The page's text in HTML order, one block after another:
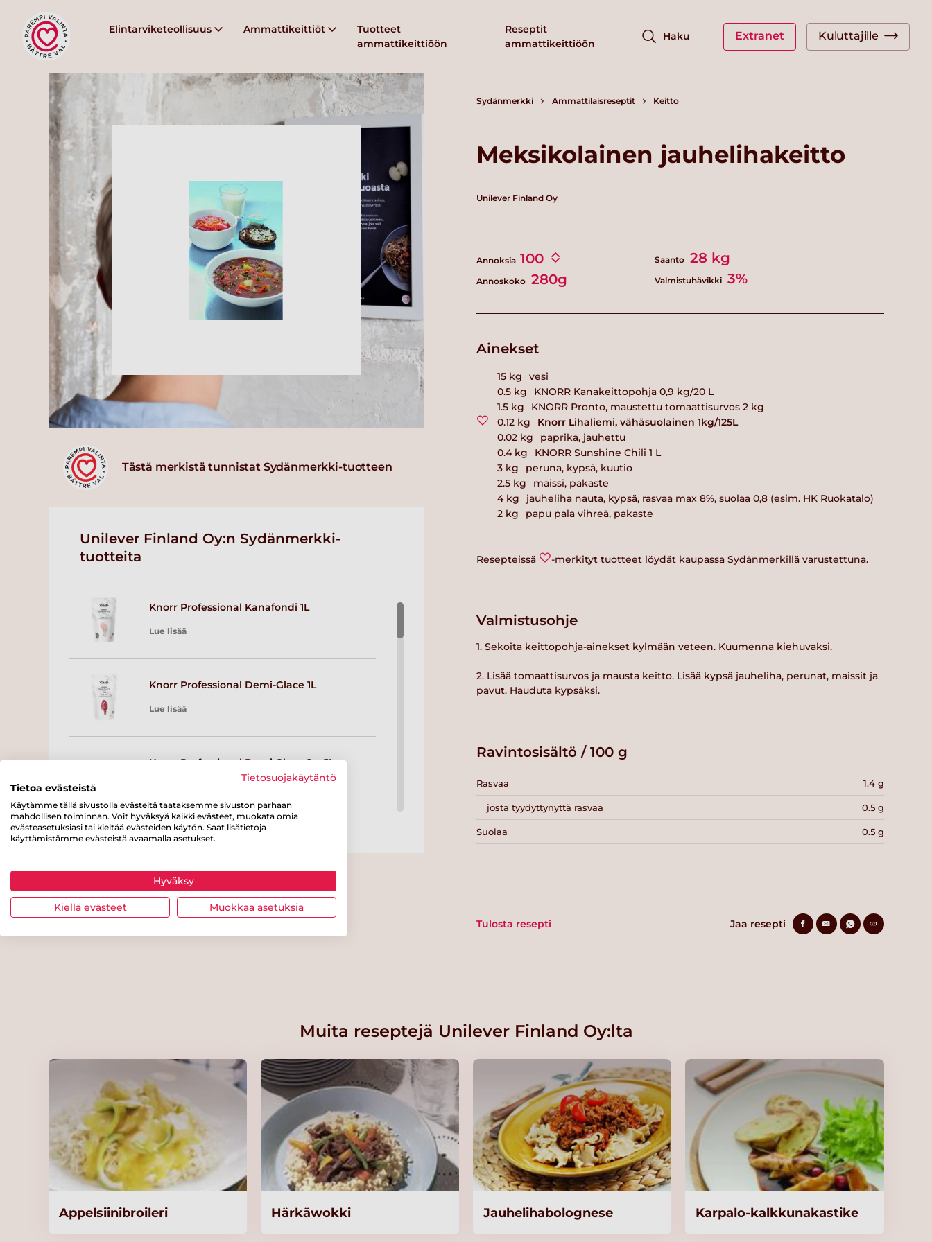
Elintarviketeollisuus Ammattikeittiöt
Tuotteet
ammattikeittiöön
Reseptit
ammattikeittiöön
Haku Extranet Kuluttajille
Sydänmerkki Ammattilaisreseptit Keitto
Meksikolainen jauhelihakeitto
Unilever Finland Oy
Annoksia
Annoskoko 280g
Saanto 28 kg
Valmistuhävikki 3%
Ainekset
15 kg
vesi
0.5 kg
KNORR Kanakeittopohja 0,9 kg/20 L
1.5 kg
KNORR Pronto, maustettu tomaattisurvos 2 kg
0.12 kg
Knorr Lihaliemi, vähäsuolainen 1kg/125L
0.02 kg
paprika, jauhettu
0.4kg
KNORR Sunshine Chili 1 L
3 kg
peruna, kypsä, kuutio
2.5 kg
maissi, pakaste
4kg
jauheliha nauta, kypsä, rasvaa max 8%, suolaa 0,8 (esim. HK Ruokatalo)
2 kg papu pala vihreä, pakaste
Resepteissä -merkityt tuotteet löydät kaupassa Sydänmerkillä varustettuna.
Valmistusohje
1. Sekoita keittopohja-ainekset kylmään veteen. Kuumenna kiehuvaksi.
2. Lisää tomaattisurvos ja mausta keitto. Lisää kypsä jauheliha, perunat, maissit ja
pavut. Hauduta kypsäksi.
Ravintosisältö / 100 g
Rasvaa 1.4 g
josta tyydyttynyttä rasvaa 0.5 g
Suolaa 0.5 g
Tulosta resepti Jaa resepti
Tästä merkistä tunnistat Sydänmerkki-tuotteen
Unilever Finland Oy:n Sydänmerkki-
tuotteita
Knorr Professional Kanafondi 1L
Lue lisää
Knorr Professional Demi-Glace 1L
Lue lisää
Knorr Professional Demi Glace 2 x 5L
Knorr Professional Vasikkafondi 1L
Knorr Vaalea kastikepohja,
Knorr Vaalea peruskastike 4,25 kg/50
L
Lue lisää
KNORR Penne Luomu,
runsaskuituinen 3 kg
Muita reseptejä Unilever Finland Oy:lta
Appelsiinibroileri Härkäwokki Jauhelihabolognese Karpalo-kalkkunakastike
Tietosuojakäytäntö
Tietoa evästeistä
Käytämme tällä sivustolla evästeitä taataksemme sivuston parhaan
mahdollisen toiminnan. Voit hyväksyä kaikki evästeet, muokata omia
evästeasetuksiasi tai kieltää evästeiden käytön. Saat lisätietoja
käyttämistämme evästeistä avaamalla asetukset.
Hyväksy
Kiellä evästeet Muokkaa asetuksia